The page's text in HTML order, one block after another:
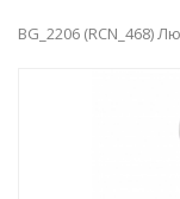
BG_2206 (RCN_468)